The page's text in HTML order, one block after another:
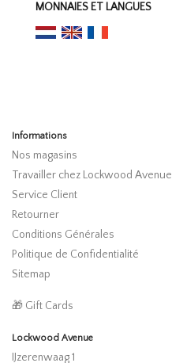
MONNAIES ET LANGUES
Informations
Nos magasins
Travailler chez Lockwood Avenue
Service Client
Retourner
Conditions Générales
Politique de Confidentialité
Sitemap
🎁 Gift Cards
Lockwood Avenue
IJzerenwaag 1